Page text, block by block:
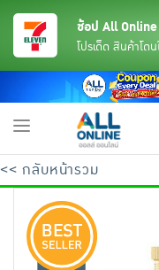
ช้อป All
โปรเด็ด สินค้าโด
Toggle
<< กลับหน้ารวม